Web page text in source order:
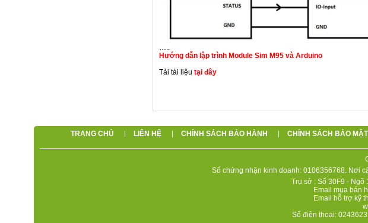
…..
Hướng dẫn lập trình Module Sim M95 và Arduino
Tải tài liệu tại đây
TRANG CHỦ LIÊN HỆ CHÍNH SÁCH BẢO HÀNH CHÍNH SÁCH BẢO MẬT
Số chứng nhận kinh doanh: 0106356768. Nơi
Trụ sở : Số 30F9 - Ngõ
Email mua bán
Email hỗ trợ kỹ
Số điện thoại: